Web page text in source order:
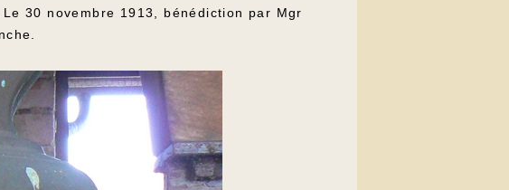
30 novembre 1913, bénédiction par Mgr